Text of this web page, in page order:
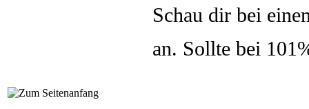
Schau dir bei
an. Sollte bei